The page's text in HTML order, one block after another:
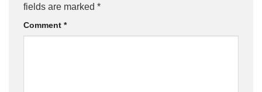
fields are marked *
Comment *